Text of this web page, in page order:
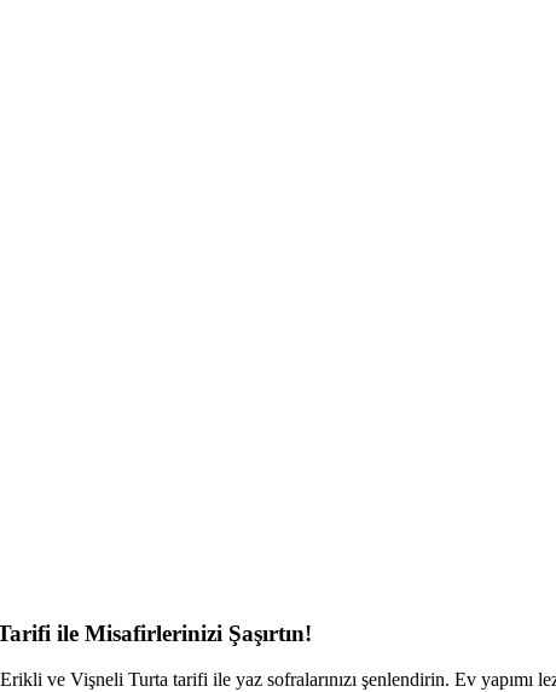
ile Misafirlerinizi Şaşırtın!
ve Vişneli Turta tarifi ile yaz sofralarınızı şenlendirin. Ev yapımı